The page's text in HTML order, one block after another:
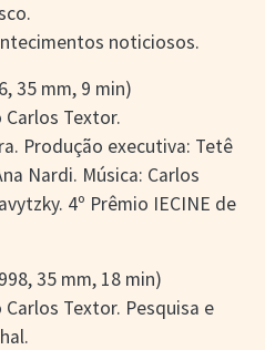
noticiosos.
35 mm, 9 min)
Textor.
Produção executiva: Tetê
Nardi. Música: Carlos
4º Prêmio IECINE de
35 mm, 18 min)
Textor. Pesquisa e